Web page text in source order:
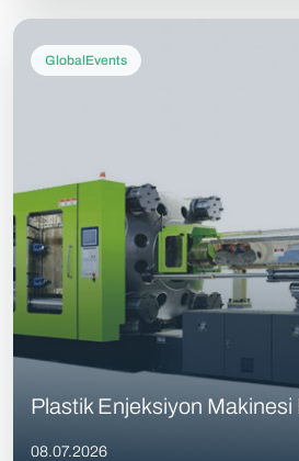
GlobalEvents
Plastik Enjeksiyon Makinesi
08.07.2026